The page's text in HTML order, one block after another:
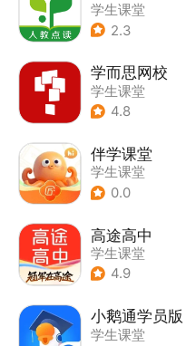
学生课堂
2.3
学而思网校
学生课堂
4.8
伴学课堂
学生课堂
0.0
高途高中
学生课堂
4.9
小鹅通学员版
学生课堂